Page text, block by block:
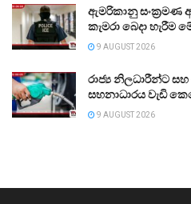
ඇමරිකානු සංක්‍රමණ
කැමරා බෙදා
9 AUGUST 2026
රාජ්‍ය නිලධාරීන්ට
සහනාධාරය වැඩි
9 AUGUST 2026